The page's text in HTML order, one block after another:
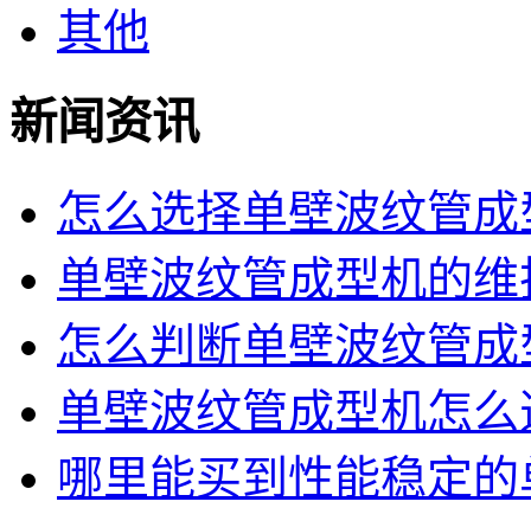
其他
新闻资讯
怎么选择单壁波纹管
单壁波纹管成型机的
怎么判断单壁波纹管
单壁波纹管成型机怎
哪里能买到性能稳定